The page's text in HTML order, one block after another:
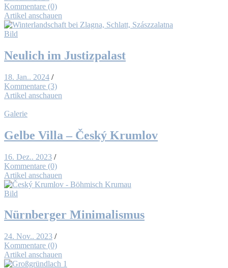
Kommentare (0)
Artikel anschauen
Bild
Neu­lich im Jus­tiz­pa­last
18. Jan.. 2024 /
Kommentare (3)
Artikel anschauen
Galerie
Gel­be Vil­la – Čes­ký Krum­l­ov
16. Dez.. 2023 /
Kommentare (0)
Artikel anschauen
Bild
Nürn­ber­ger Mi­ni­ma­lis­mus
24. Nov.. 2023 /
Kommentare (0)
Artikel anschauen